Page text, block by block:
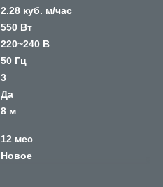
2.28 куб. м/час
550 Вт
220~240 В
50 Гц
3
Да
8 м
12 мес
Новое